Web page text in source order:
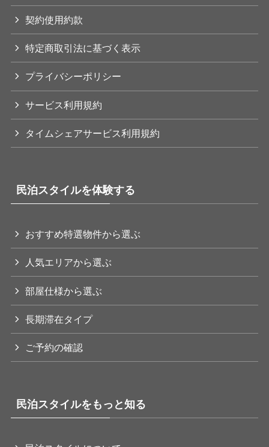
契約使用約款
特定商取引法に基づく表示
プライバシーポリシー
サービス利用規約
タイムシェアサービス利用規約
民泊スタイルを体験する
おすすめ特選物件から選ぶ
人気エリアから選ぶ
部屋仕様から選ぶ
長期滞在タイプ
ご予約の確認
民泊スタイルをもっと知る